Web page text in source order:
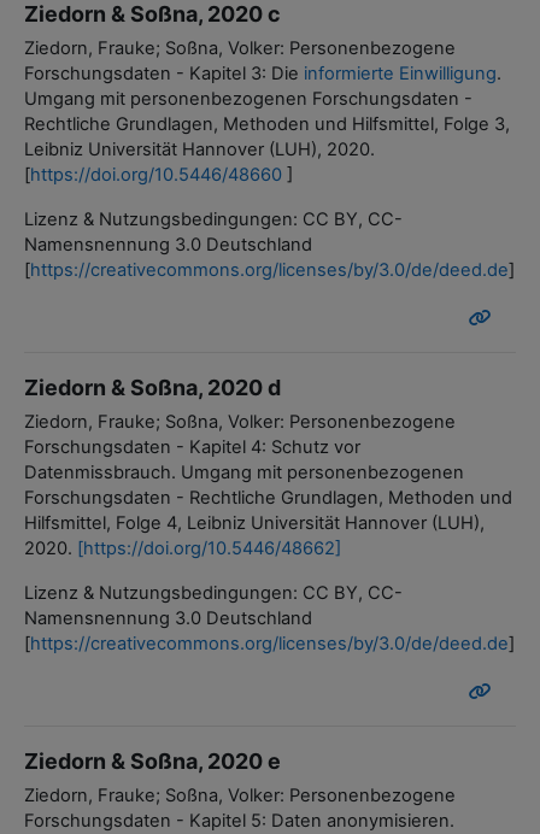
Ziedorn & Soßna, 2020 c
Ziedorn, Frauke; Soßna, Volker: Personenbezogene
Forschungsdaten - Kapitel 3: Die informierte Einwilligung.
Umgang mit personenbezogenen Forschungsdaten -
Rechtliche Grundlagen, Methoden und Hilfsmittel, Folge 3,
Leibniz Universität Hannover (LUH), 2020.
[https://doi.org/10.5446/48660 ]
Lizenz & Nutzungsbedingungen: CC BY, CC-
Namensnennung 3.0 Deutschland
[https://creativecommons.org/licenses/by/3.0/de/deed.de]
Ziedorn & Soßna, 2020 d
Ziedorn, Frauke; Soßna, Volker: Personenbezogene
Forschungsdaten - Kapitel 4: Schutz vor
Datenmissbrauch. Umgang mit personenbezogenen
Forschungsdaten - Rechtliche Grundlagen, Methoden und
Hilfsmittel, Folge 4, Leibniz Universität Hannover (LUH),
2020. [https://doi.org/10.5446/48662]
Lizenz & Nutzungsbedingungen: CC BY, CC-
Namensnennung 3.0 Deutschland
[https://creativecommons.org/licenses/by/3.0/de/deed.de]
Ziedorn & Soßna, 2020 e
Ziedorn, Frauke; Soßna, Volker: Personenbezogene
Forschungsdaten - Kapitel 5: Daten anonymisieren.